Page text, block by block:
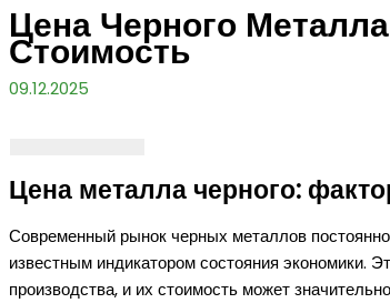
Цена Черного
Стоимость
09.12.2025
Цена металла черного:
Современный рынок черных металлов
известным индикатором состояния экономики.
производства, и их стоимость может